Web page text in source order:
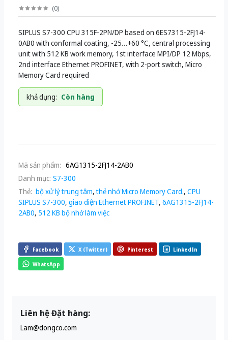
(0)
SIPLUS S7-300 CPU 315F-2PN/DP based on 6ES7315-2FJ14-
0AB0 with conformal coating, -25…+60 °C, central processing
unit with 512 KB work memory, 1st interface MPI/DP 12 Mbps,
2nd interface Ethernet PROFINET, with 2-port switch, Micro
Memory Card required
khả dụng: Còn hàng
Mã sản phẩm: 6AG1315-2FJ14-2AB0
Danh mục: S7-300
Thẻ: bộ xử lý trung tâm,thẻ nhớ Micro Memory Card., CPU
SIPLUS S7-300, giao diện Ethernet PROFINET, 6AG1315-2FJ14-
2AB0, 512 KB bộ nhớ làm việc
Facebook X (Twitter) Pinterest LinkedIn
WhatsApp
Liên hệ Đặt hàng:
Lam@dongco.com